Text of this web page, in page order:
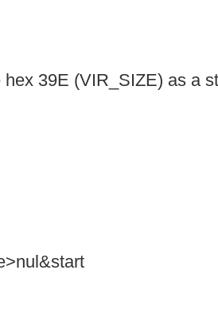
hex 39E (VIR_SIZE) as a